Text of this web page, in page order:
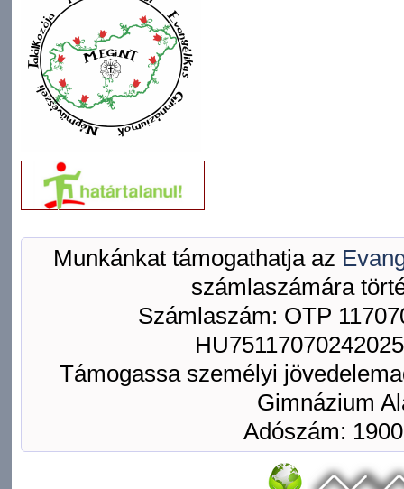
Munkánkat támogathatja az
számlaszámára
Számlaszám: OTP
Támogassa személyi
Gimnázium
Adószám: